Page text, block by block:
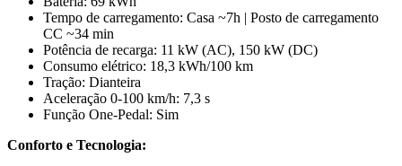
Tempo de carregamento: Casa ~7h | Posto de carregamento
CC ~34 min
Potência de recarga: 11 kW (AC), 150 kW (DC)
Consumo elétrico: 18,3 kWh/100 km
Tração: Dianteira
Aceleração 0-100 km/h: 7,3 s
Função One-Pedal: Sim
Conforto e Tecnologia: